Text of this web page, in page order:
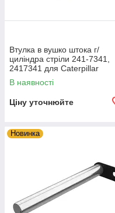
Втулка в вушко штока г/
циліндра стріли 241-7341,
2417341 для Caterpillar
325D/329D
В наявності
Ціну уточнюйте
Новинка